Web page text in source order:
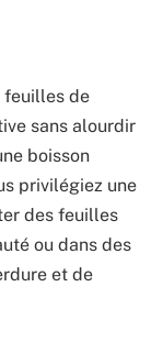
feuilles de
sans alourdir
boisson
privilégiez une
des feuilles
ou dans des
et de